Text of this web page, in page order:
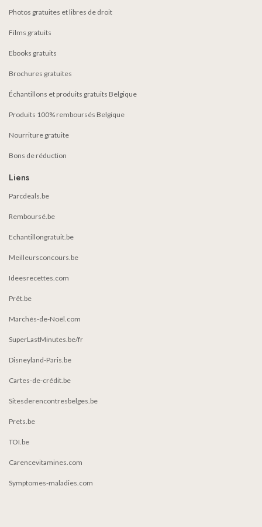
Photos gratuites et libres de droit
Films gratuits
Ebooks gratuits
Brochures gratuites
Échantillons et produits gratuits Belgique
Produits 100% remboursés Belgique
Nourriture gratuite
Bons de réduction
Liens
Parcdeals.be
Remboursé.be
Echantillongratuit.be
Meilleursconcours.be
Ideesrecettes.com
Prêt.be
Marchés-de-Noël.com
SuperLastMinutes.be/fr
Disneyland-Paris.be
Cartes-de-crédit.be
Sitesderencontresbelges.be
Prets.be
TOI.be
Carencevitamines.com
Symptomes-maladies.com